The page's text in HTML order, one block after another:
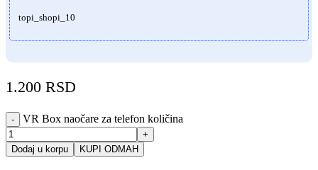
topi_shopi_10
1.200 RSD
- VR Box naočare za telefon količina
+
Dodaj u korpu
KUPI ODMAH